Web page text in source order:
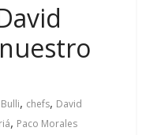
Bulli, chefs, David
, Paco Morales